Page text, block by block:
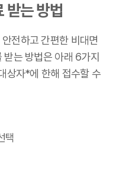
받는 방법
전하고 간편한 비대면
는 방법은 아래 6가지
상자*에 한해 접수할 수
택